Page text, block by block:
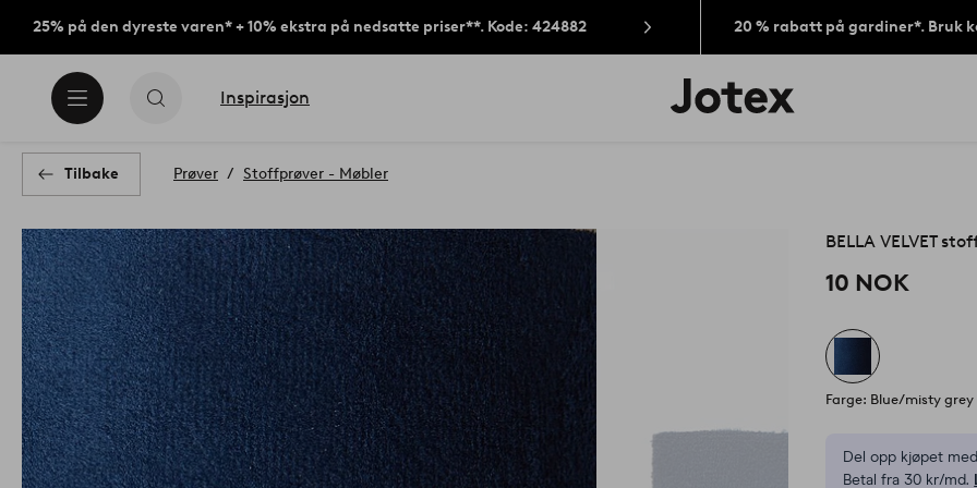
25% på den dyreste varen* + 10% ekstra på nedsatte priser**. Kode: 424882 20 % rabatt på gardiner*. Bruk
Inspirasjon
Jotex’
logo
Tilbake Prøver Stoffprøver - Møbler
BELLA VELVET
10 NOK
Farge: Blue/misty grey
Del opp kjøpet
Betal fra 30 kr/md.